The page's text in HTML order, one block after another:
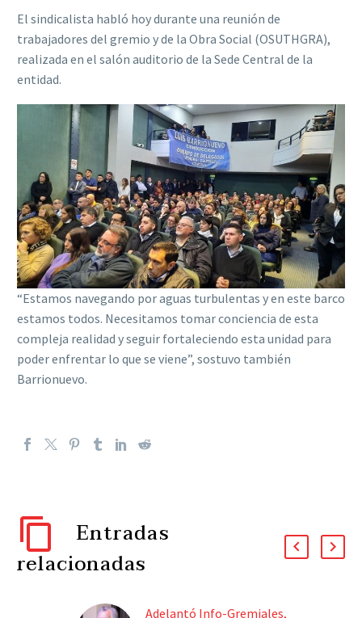
El sindicalista habló hoy durante una reunión de
trabajadores del gremio y de la Obra Social (OSUTHGRA),
realizada en el salón auditorio de la Sede Central de la
entidad.
“Estamos navegando por aguas turbulentas y en este barco
estamos todos. Necesitamos tomar conciencia de esta
compleja realidad y seguir fortaleciendo esta unidad para
poder enfrentar lo que se viene”, sostuvo también
Barrionuevo.
Entradas
relacionadas
Adelantó Info-Gremiales,